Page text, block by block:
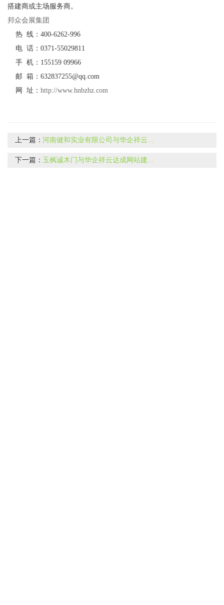
搭建商或主场服务商。
邦众会展集团
热 线：400-6262-996
电 话：0371-55029811
手 机：155159 09966
邮 箱：632837255@qq.com
网 址： http://www.hnbzhz.com
上一篇：河南健和实业有限公司与华企祥云...
下一篇： 玉枫诚木门与华企祥云达成网站建...